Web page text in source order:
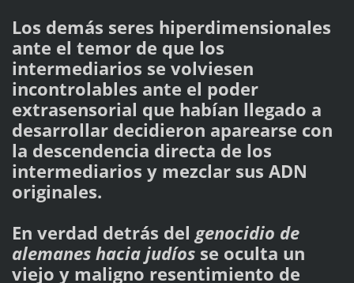
Los demás seres hiperdimensionales
ante el temor de que los
intermediarios se volviesen
incontrolables ante el poder
extrasensorial que habían llegado a
desarrollar decidieron aparearse con
la descendencia directa de los
intermediarios y mezclar sus ADN
originales.
En verdad detrás del genocidio de
alemanes hacia judíosse oculta un
viejo y maligno resentimiento de